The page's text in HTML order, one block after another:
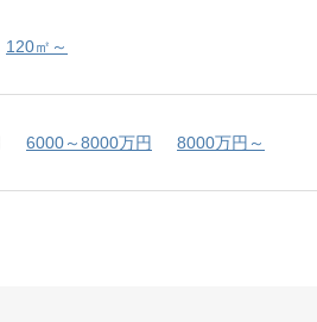
120㎡～
6000～8000万円 8000万円～